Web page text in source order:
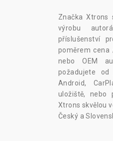
Značka
výrobu
příslušenství
poměrem cena
nebo OEM
požadujete od
Android,
uložiště, nebo
Xtrons skvělou
Český a